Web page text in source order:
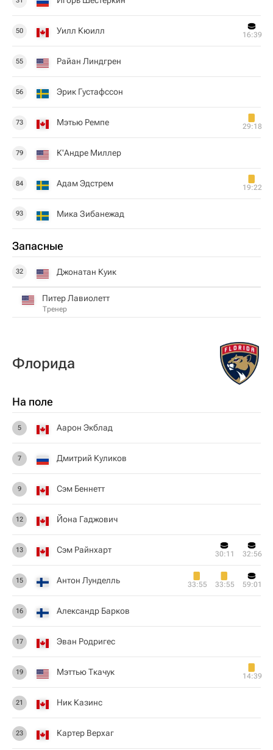
50 Уилл Кюилл 16:39
55 Райан Линдгрен
56 Эрик Густафссон
73 Мэтью Ремпе 29:18
79 К'Андре Миллер
84 Адам Эдстрем 19:22
93 Мика Зибанежад
Запасные
32 Джонатан Куик
Питер Лавиолетт
Тренер
Флорида
На поле
5 Аарон Экблад
7 Дмитрий Куликов
9 Сэм Беннетт
12 Йона Гаджович
13 Сэм Райнхарт 30:11 32:56
15 Антон Лунделль 33:55 33:55 59:01
16 Александр Барков
17 Эван Родригес
19 Мэттью Ткачук 14:39
21 Ник Казинс
23 Картер Верхаг